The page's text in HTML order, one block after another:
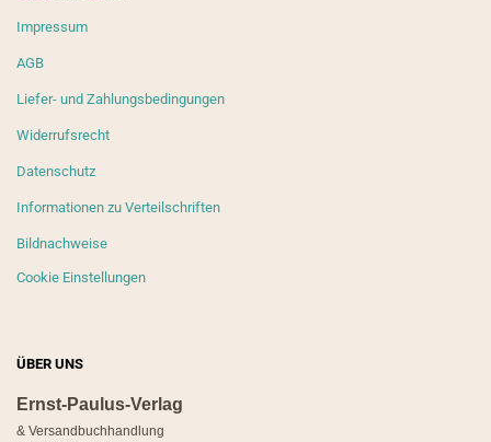
Impressum
AGB
Liefer- und Zahlungsbedingungen
Widerrufsrecht
Datenschutz
Informationen zu Verteilschriften
Bildnachweise
Cookie Einstellungen
ÜBER UNS
Ernst-Paulus-Verlag
& Versandbuchhandlung